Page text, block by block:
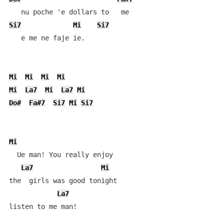
   nu poche 'e dollars to   me
Si7
Mi
Si7
   e me ne faje ie.
Mi Mi Mi
Mi
Mi
La7 Mi La7 Mi
Do#
Fa#7 Si7 Mi Si7
Mi
  Ue man! You really enjoy
La7
Mi
the  girls was good tonight
La7
listen to me man!